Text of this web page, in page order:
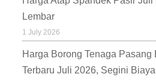
Lembar
1 July 2026
Harga Borong Tenaga
Terbaru Juli 2026, Segini